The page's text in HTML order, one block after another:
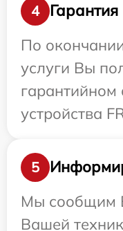
4
Гарантия
По
услуги Вы
устройства
5
Мы сообщим
Вашей